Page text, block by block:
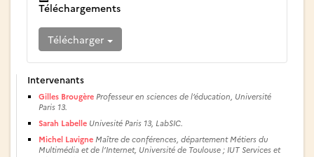
Téléchargements
Télécharger
Intervenants
Gilles Brougère Professeur en sciences de l’éducation, Université
Paris 13.
Sarah Labelle Univesité Paris 13, LabSIC.
Michel Lavigne Maître de conférences, département Métiers du
Multimédia et de l’Internet, Université de Toulouse ; IUT Services et